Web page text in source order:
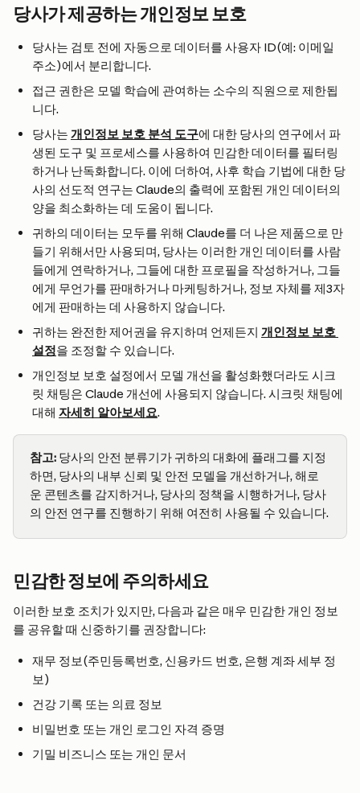
당사가 제공하는 개인정보 보호
당사는 검토 전에 자동으로 데이터를 사용자 ID(예: 이메일
주소)에서 분리합니다.
접근 권한은 모델 학습에 관여하는 소수의 직원으로 제한됩
니다.
당사는 개인정보 보호 분석 도구에 대한 당사의 연구에서 파
생된 도구 및 프로세스를 사용하여 민감한 데이터를 필터링
하거나 난독화합니다. 이에 더하여, 사후 학습 기법에 대한 당
사의 선도적 연구는 Claude의 출력에 포함된 개인 데이터의
양을 최소화하는 데 도움이 됩니다.
귀하의 데이터는 모두를 위해 Claude를 더 나은 제품으로 만
들기 위해서만 사용되며, 당사는 이러한 개인 데이터를 사람
들에게 연락하거나, 그들에 대한 프로필을 작성하거나, 그들
에게 무언가를 판매하거나 마케팅하거나, 정보 자체를 제3자
에게 판매하는 데 사용하지 않습니다.
귀하는 완전한 제어권을 유지하며 언제든지 개인정보 보호
설정을 조정할 수 있습니다.
개인정보 보호 설정에서 모델 개선을 활성화했더라도 시크
릿 채팅은 Claude 개선에 사용되지 않습니다. 시크릿 채팅에
대해 자세히 알아보세요.
참고: 당사의 안전 분류기가 귀하의 대화에 플래그를 지정
하면, 당사의 내부 신뢰 및 안전 모델을 개선하거나, 해로
운 콘텐츠를 감지하거나, 당사의 정책을 시행하거나, 당사
의 안전 연구를 진행하기 위해 여전히 사용될 수 있습니다.
민감한 정보에 주의하세요
이러한 보호 조치가 있지만, 다음과 같은 매우 민감한 개인 정보
를 공유할 때 신중하기를 권장합니다:
재무 정보(주민등록번호, 신용카드 번호, 은행 계좌 세부 정
보)
건강 기록 또는 의료 정보
비밀번호 또는 개인 로그인 자격 증명
기밀 비즈니스 또는 개인 문서